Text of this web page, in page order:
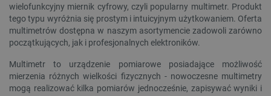
wielofunkcyjny miernik cyfrowy, czyli popularny multimetr. Produkt
tego typu wyróżnia się prostym i intuicyjnym użytkowaniem. Oferta
multimetrów dostępna w naszym asortymencie zadowoli zarówno
początkujących, jak i profesjonalnych elektroników.
Multimetr to urządzenie pomiarowe posiadające możliwość
mierzenia różnych wielkości fizycznych - nowoczesne multimetry
mogą realizować kilka pomiarów jednocześnie, zapisywać wyniki i